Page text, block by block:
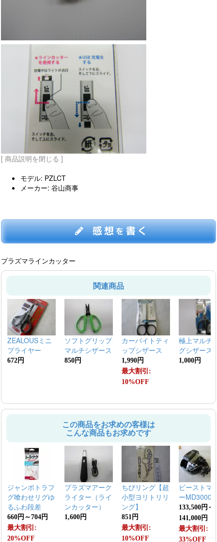
[ 商品説明を閉じる ]
モデル: PZLCT
メーカー: 谷山商事
感想を書く
プラズマラインカッター
関連商品
ZEALOUSミニ
プライヤー
672円
ソフトグリップ
マルチシザース
850円
カーバイトティ
ップシザース
1,990円
最大割引:
10%OFF
極上マルチ
グシザース
1,000円
この商品をお求めの客様は
こんな商品もお求めです
ジャンボトラフ
グ喰わせリグゆ
るふわ段差
660円～704円
最大割引:
20%OFF
プラズマアーク
ライター（ライ
ンカッター）
1,600円
ちびリング【超
小型ヨリトリリ
ング】
851円
最大割引:
10%OFF
ビーストマ
ーMD3000
133,500円～
141,000円
最大割引:
33%OFF